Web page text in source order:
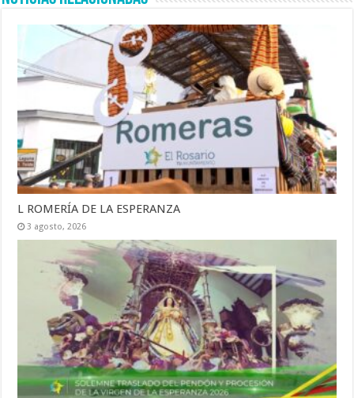
L ROMERÍA DE LA ESPERANZA
3 agosto, 2026